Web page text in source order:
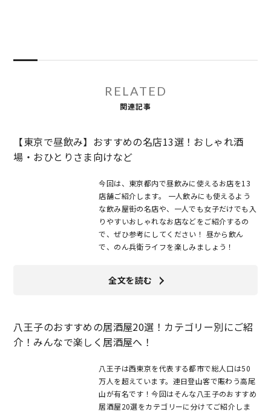
RELATED
関連記事
【東京で昼飲み】おすすめの名店13選！おしゃれ酒
場・おひとりさま向けなど
今回は、東京都内で昼飲みに使えるお店を13
店舗ご紹介します。 一人飲みにも使えるよう
な飲み屋街の名店や、一人でも女子だけでも入
りやすいおしゃれなお店などをご紹介するの
で、ぜひ参考にしてください！ 昼から飲ん
で、のん兵衛ライフを楽しみましょう！
全文を読む
八王子のおすすめの居酒屋20選！カテゴリー別にご紹
介！みんなで楽しく居酒屋へ！
八王子は西東京を代表する都市で総人口は50
万人を超えています。連日登山客で賑わう高尾
山が有名です！今回はそんな八王子のおすすめ
居酒屋20選をカテゴリーに分けてご紹介しま